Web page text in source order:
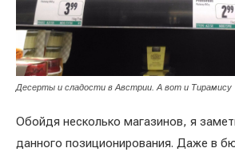
Десерты и сладости в Австрии. А вот и Тирамису
Обойдя несколько магазинов, я
данного позиционирования. Даже в